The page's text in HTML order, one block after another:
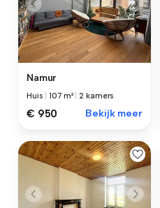
Namur
Huis |107 m² |2 kamers
€ 950 Bekijk meer